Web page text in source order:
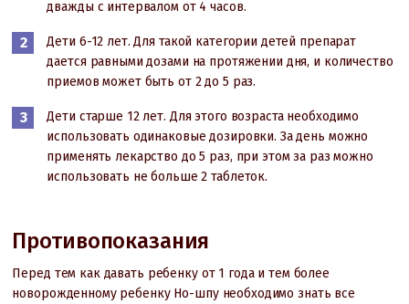
дважды с интервалом от 4 часов.
Дети 6-12 лет. Для такой категории детей препарат
дается равными дозами на протяжении дня, и количество
приемов может быть от 2 до 5 раз.
Дети старше 12 лет. Для этого возраста необходимо
использовать одинаковые дозировки. За день можно
применять лекарство до 5 раз, при этом за раз можно
использовать не больше 2 таблеток.
Противопоказания
Перед тем как давать ребенку от 1 года и тем более
новорожденному ребенку Но-шпу необходимо знать все